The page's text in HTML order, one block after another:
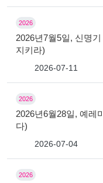
2026
2026년7월5일, 신명
지키라)
2026-07-11
2026
2026년6월28일, 예레
다)
2026-07-04
2026